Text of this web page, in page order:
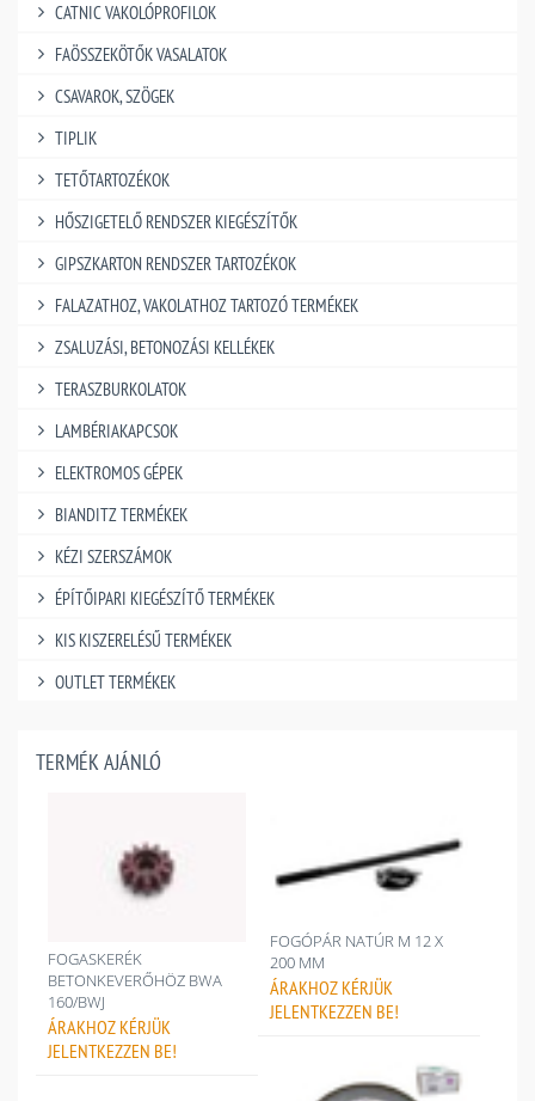
CATNIC VAKOLÓPROFILOK
FAÖSSZEKÖTŐK VASALATOK
CSAVAROK, SZÖGEK
TIPLIK
TETŐTARTOZÉKOK
HŐSZIGETELŐ RENDSZER KIEGÉSZÍTŐK
GIPSZKARTON RENDSZER TARTOZÉKOK
FALAZATHOZ, VAKOLATHOZ TARTOZÓ TERMÉKEK
ZSALUZÁSI, BETONOZÁSI KELLÉKEK
TERASZBURKOLATOK
LAMBÉRIAKAPCSOK
ELEKTROMOS GÉPEK
BIANDITZ TERMÉKEK
KÉZI SZERSZÁMOK
ÉPÍTŐIPARI KIEGÉSZÍTŐ TERMÉKEK
KIS KISZERELÉSŰ TERMÉKEK
OUTLET TERMÉKEK
TERMÉK AJÁNLÓ
FOGASKERÉK
BETONKEVERŐHÖZ BWA
160/BWJ
ÁRAKHOZ KÉRJÜK
JELENTKEZZEN BE!
FOGÓPÁR NATÚR M 12 X
200 MM
ÁRAKHOZ KÉRJÜK
JELENTKEZZEN BE!